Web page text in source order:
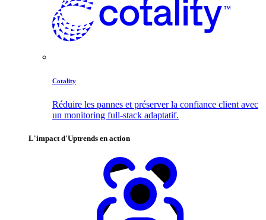
Cotality
Réduire les pannes et préserver la confiance client avec
un monitoring full-stack adaptatif.
L'impact d'Uptrends en action